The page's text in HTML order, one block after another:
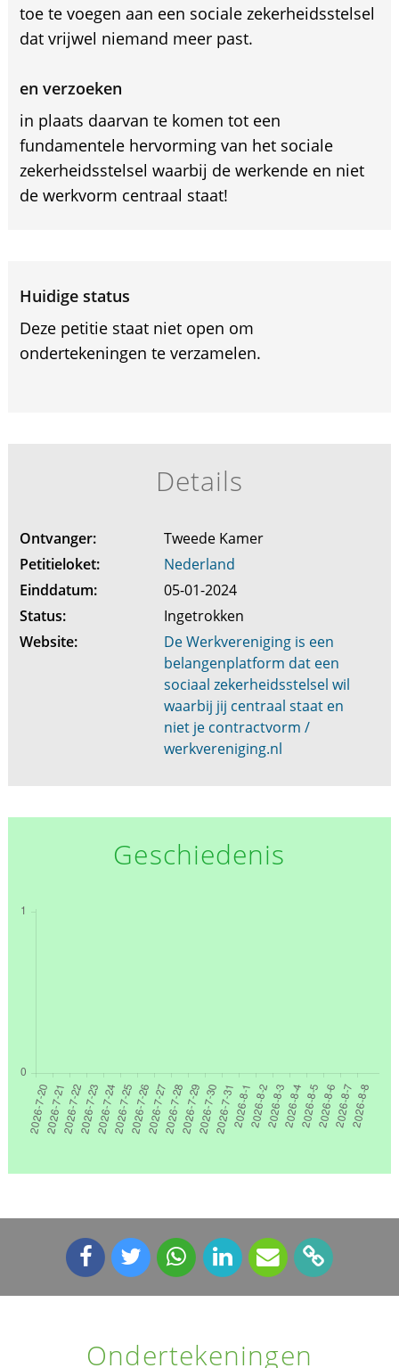
toe te voegen aan een sociale zekerheidsstelsel
dat vrijwel niemand meer past.
en verzoeken
in plaats daarvan te komen tot een
fundamentele hervorming van het sociale
zekerheidsstelsel waarbij de werkende en niet
de werkvorm centraal staat!
Huidige status
Deze petitie staat niet open om
ondertekeningen te verzamelen.
Details
Ontvanger:
Tweede Kamer
Petitieloket:
Nederland
Einddatum:
05-01-2024
Status:
Ingetrokken
Website:
De Werkvereniging is een
belangenplatform dat een
sociaal zekerheidsstelsel wil
waarbij jij centraal staat en
niet je contractvorm /
werkvereniging.nl
Geschiedenis
Ondertekeningen